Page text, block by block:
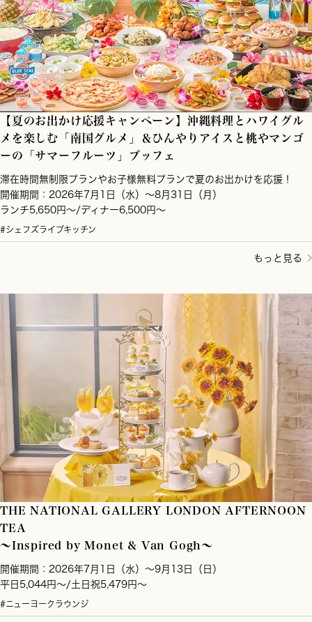
【夏のお出かけ応援キャンペーン】沖縄料理とハワイグル
メを楽しむ「南国グルメ」＆ひんやりアイスと桃やマンゴ
ーの「サマーフルーツ」ブッフェ
滞在時間無制限プランやお子様無料プランで夏のお出かけを応援！
開催期間：2026年7月1日（水）～8月31日（月）
ランチ5,650円～/ディナー6,500円～
#シェフズライブキッチン
もっと見る
THE NATIONAL GALLERY LONDON AFTERNOON
TEA
～Inspired by Monet & Van Gogh～
開催期間：2026年7月1日（水）～9月13日（日）
平日5,044円～/土日祝5,479円～
#ニューヨークラウンジ